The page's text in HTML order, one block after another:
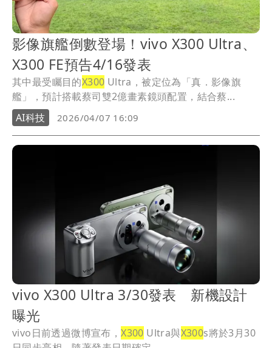
影像旗艦倒數登場！vivo X300 Ultra、
X300 FE預告4/16發表
其中最受矚目的X300 Ultra，被定位為「真．影像旗
艦」，預計搭載蔡司雙2億畫素鏡頭配置，結合蔡...
AI科技
2026/04/07 16:09
vivo X300 Ultra 3/30發表 新機設計
曝光
vivo日前透過微博宣布，X300 Ultra與X300s將於3月30